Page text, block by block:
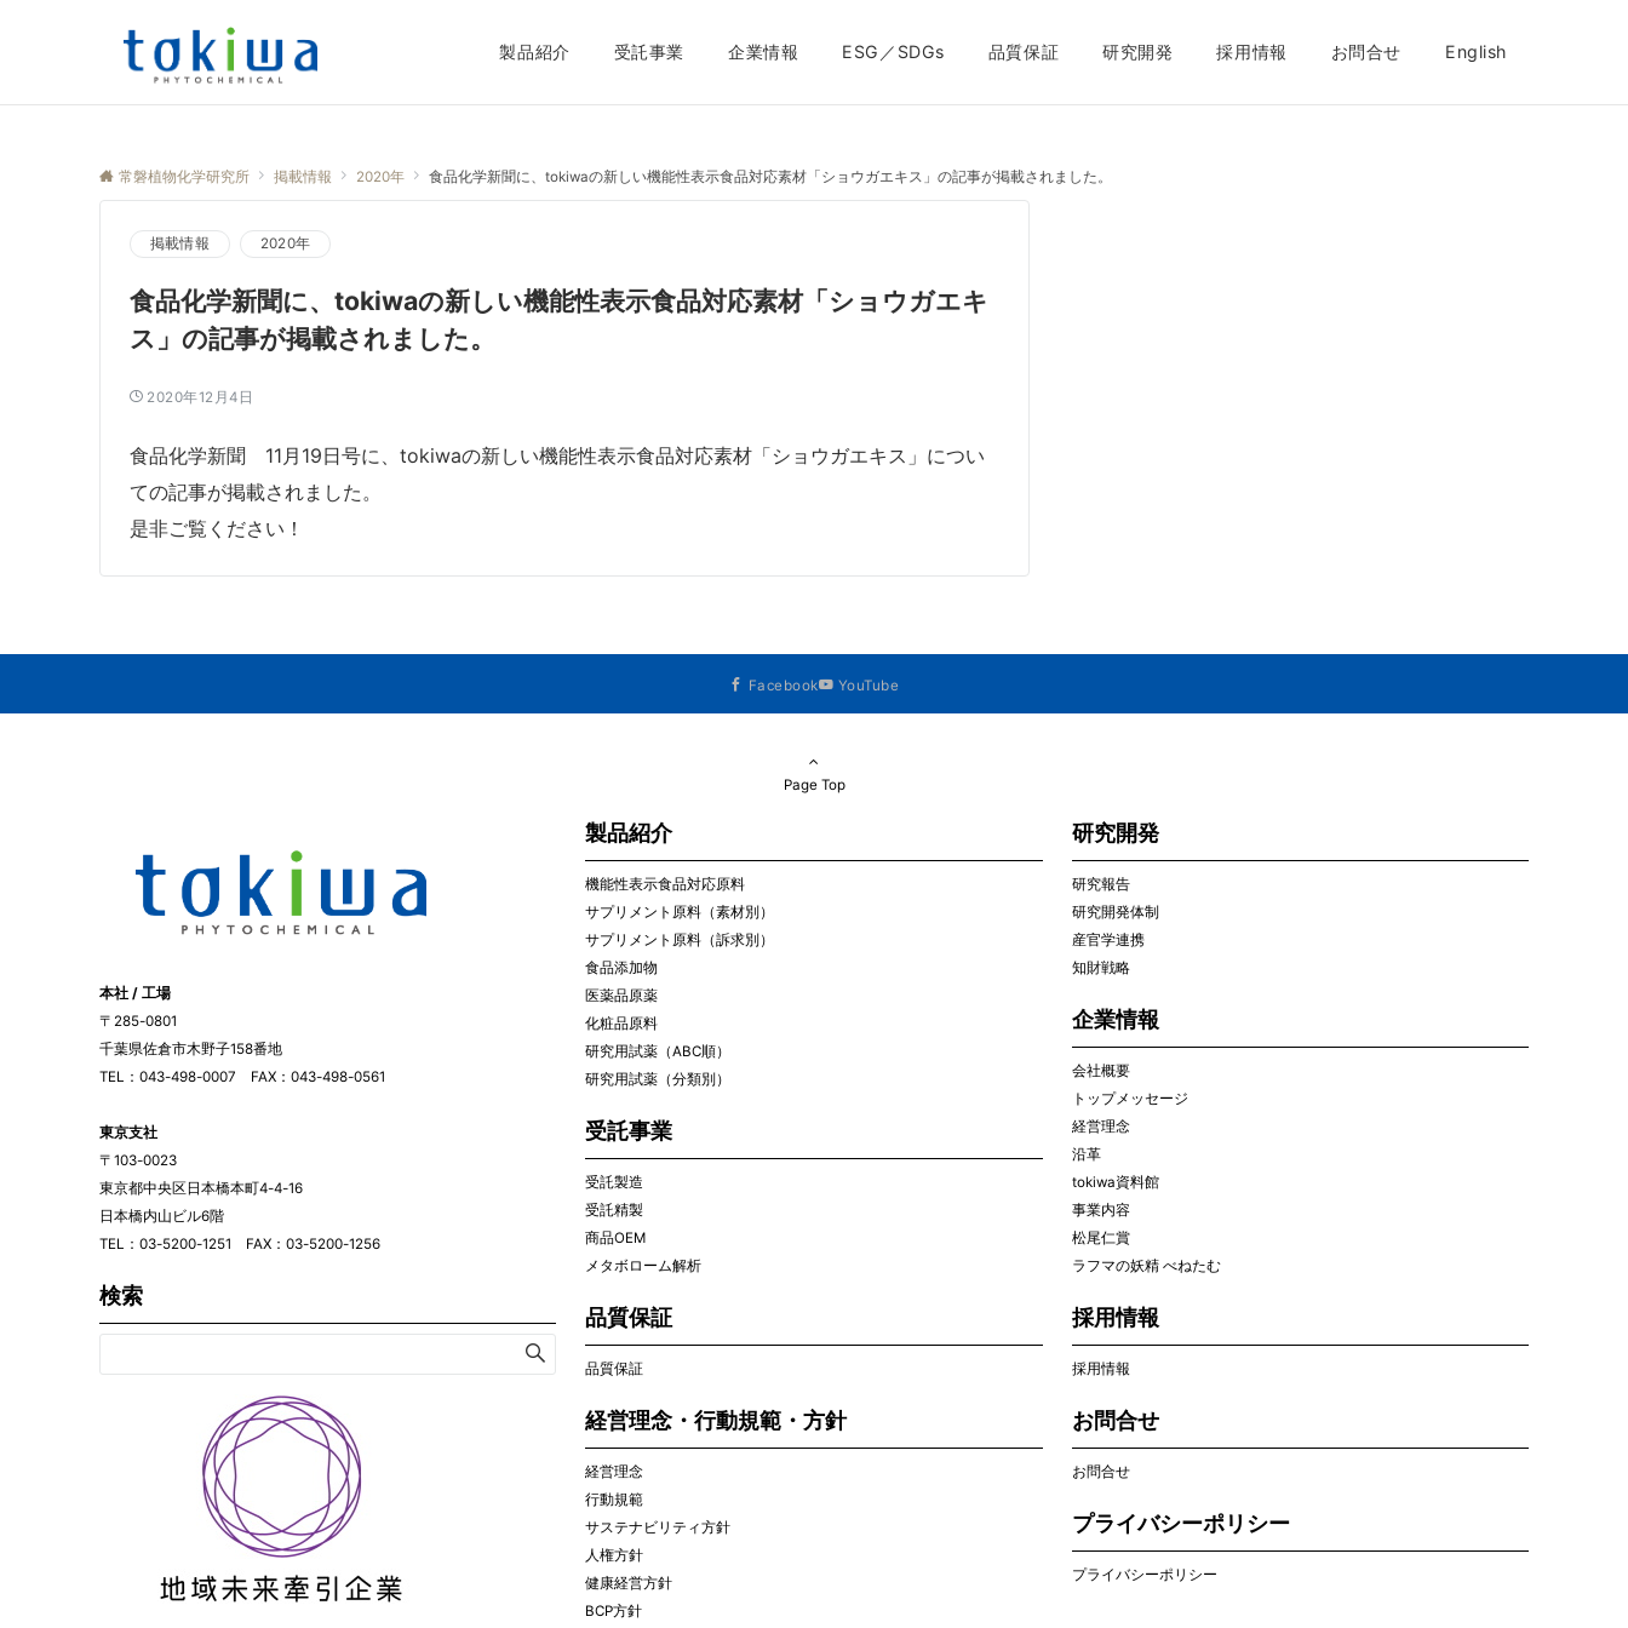
製品紹介 受託事業 企業情報 ESG／SDGs 品質保証 研究開発 採用情報 お問合せ English
常磐植物化学研究所 掲載情報 2020年 食品化学新聞に、tokiwaの新しい機能性表示食品対応素材「ショウガエキス」の記事が掲載されました。
掲載情報 2020年
食品化学新聞に、tokiwaの新しい機能性表示食品対応素材「ショウガエキ
ス」の記事が掲載されました。
2020年12月4日
食品化学新聞 11月19日号に、tokiwaの新しい機能性表示食品対応素材「ショウガエキス」につい
ての記事が掲載されました。
是非ご覧ください！
Facebook YouTube
Page Top
本社 / 工場
〒285-0801
千葉県佐倉市木野子158番地
TEL：043-498-0007 FAX：043-498-0561
東京支社
〒103-0023
東京都中央区日本橋本町4-4-16
日本橋内山ビル6階
TEL：03-5200-1251 FAX：03-5200-1256
検索
製品紹介
機能性表示食品対応原料
サプリメント原料（素材別）
サプリメント原料（訴求別）
食品添加物
医薬品原薬
化粧品原料
研究用試薬（ABC順）
研究用試薬（分類別）
受託事業
受託製造
受託精製
商品OEM
メタボローム解析
品質保証
品質保証
経営理念・行動規範・方針
経営理念
行動規範
サステナビリティ方針
人権方針
健康経営方針
BCP方針
研究開発
研究報告
研究開発体制
産官学連携
知財戦略
企業情報
会社概要
トップメッセージ
経営理念
沿革
tokiwa資料館
事業内容
松尾仁賞
ラフマの妖精 べねたむ
採用情報
採用情報
お問合せ
お問合せ
プライバシーポリシー
プライバシーポリシー